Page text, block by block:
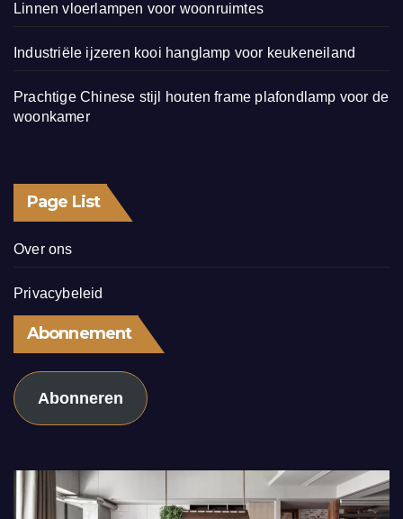
Linnen vloerlampen voor woonruimtes
Industriële ijzeren kooi hanglamp voor keukeneiland
Prachtige Chinese stijl houten frame plafondlamp voor de
woonkamer
Page List
Over ons
Privacybeleid
Abonnement
Abonneren